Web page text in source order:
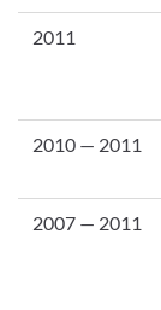
2011
2010 — 2011
2007 — 2011